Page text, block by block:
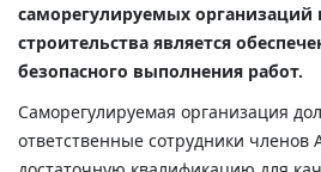
саморегулируемых организаций
строительства является
безопасного выполнения работ.
Саморегулируемая организация
ответственные сотрудники